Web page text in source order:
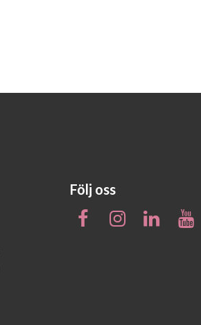
Följ oss